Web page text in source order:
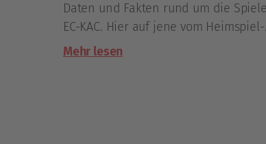
Daten und Fakten rund um die
EC-KAC. Hier auf jene vom Heimspiel-
Doppel zum Ligaauftakt.
Mehr lesen